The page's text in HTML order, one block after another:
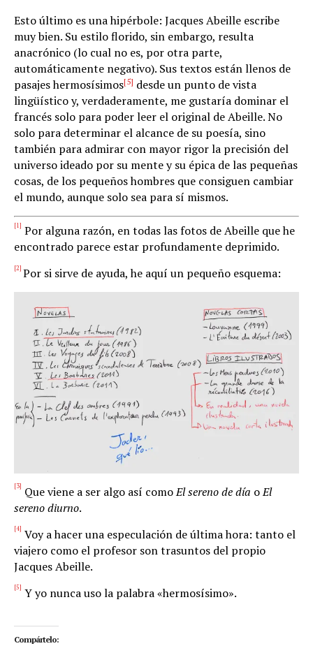
Esto último es una hipérbole: Jacques Abeille escribe
muy bien. Su estilo florido, sin embargo, resulta
anacrónico (lo cual no es, por otra parte,
automáticamente negativo). Sus textos están llenos de
pasajes hermosísimos[5] desde un punto de vista
lingüístico y, verdaderamente, me gustaría dominar el
francés solo para poder leer el original de Abeille. No
solo para determinar el alcance de su poesía, sino
también para admirar con mayor rigor la precisión del
universo ideado por su mente y su épica de las pequeñas
cosas, de los pequeños hombres que consiguen cambiar
el mundo, aunque solo sea para sí mismos.
[1] Por alguna razón, en todas las fotos de Abeille que he
encontrado parece estar profundamente deprimido.
[2] Por si sirve de ayuda, he aquí un pequeño esquema:
[3] Que viene a ser algo así comoEl sereno de día oEl
sereno diurno.
[4] Voy a hacer una especulación de última hora: tanto el
viajero como el profesor son trasuntos del propio
Jacques Abeille.
[5] Y yo nunca uso la palabra «hermosísimo».
Compártelo: